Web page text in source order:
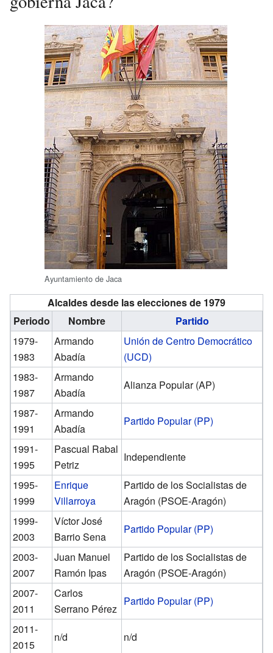
Ayuntamiento de Jaca
Alcaldes desde las elecciones de 1979
Periodo
Nombre
Partido
1979-
1983
Armando
Abadía
Unión de Centro Democrático
(UCD)
1983-
1987
Armando
Abadía
Alianza Popular (AP)
1987-
1991
Armando
Abadía
Partido Popular (PP)
1991-
1995
Pascual Rabal
Petriz
Independiente
1995-
1999
Enrique
Villarroya
Partido de los Socialistas de
Aragón (PSOE-Aragón)
1999-
2003
Víctor José
Barrio Sena
Partido Popular (PP)
2003-
2007
Juan Manuel
Ramón Ipas
Partido de los Socialistas de
Aragón (PSOE-Aragón)
2007-
2011
Carlos
Serrano Pérez
Partido Popular (PP)
2011-
2015
n/d
n/d